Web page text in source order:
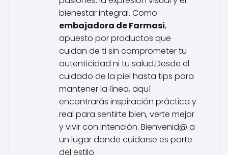
bienestar integral. Como
embajadora de Farmasi,
apuesto por productos que
cuidan de ti sin comprometer tu
autenticidad ni tu salud.Desde el
cuidado de la piel hasta tips para
mantener la línea, aquí
encontrarás inspiración práctica y
real para sentirte bien, verte mejor
y vivir con intención. Bienvenid@ a
un lugar donde cuidarse es parte
del estilo.